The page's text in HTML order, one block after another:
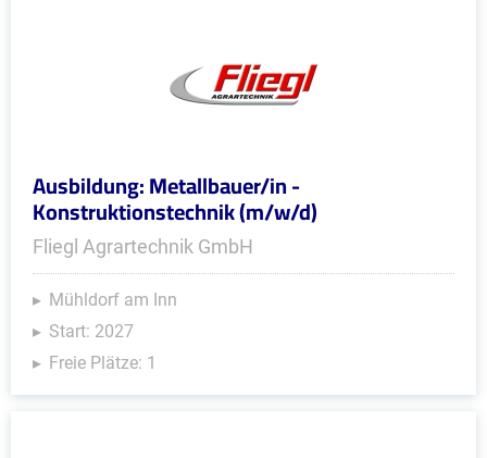
Ausbildung: Metallbauer/in -
Konstruktionstechnik (m/w/d)
Fliegl Agrartechnik GmbH
Mühldorf am Inn
Start: 2027
Freie Plätze: 1